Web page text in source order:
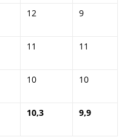
12 9
11 11
10 10
10,3 9,9